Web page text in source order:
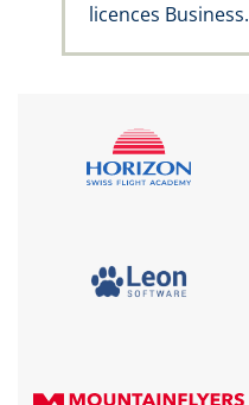
licences Business.